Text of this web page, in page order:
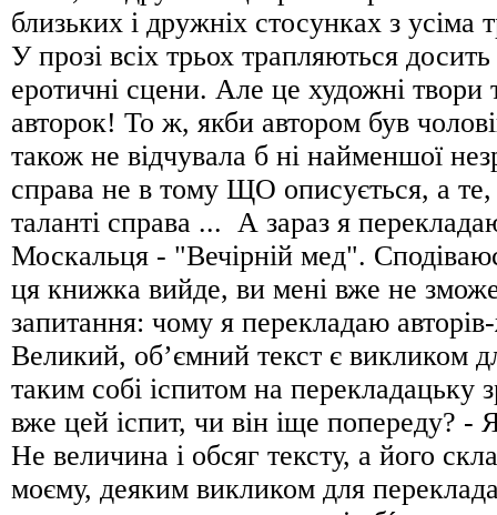
близьких і дружніх стосунках з усіма
У прозі всіх трьох трапляються досить
еротичнi сцени. Але це художні твори
авторок! То ж, якби автором був
також не відчувала б ні найменшої
справа не в тому ЩО описується, а
таланті справа ... А зараз я
Москальця - "Вечірній мед".
ця книжка вийде, ви мені вже не
запитання: чому я перекладаю
Великий, об’ємний текст є викликом
таким собі іспитом на перекладацьку
вже цей іспит, чи він іще попереду? -
Не величина і обсяг тексту, а його
моєму, деяким викликом для